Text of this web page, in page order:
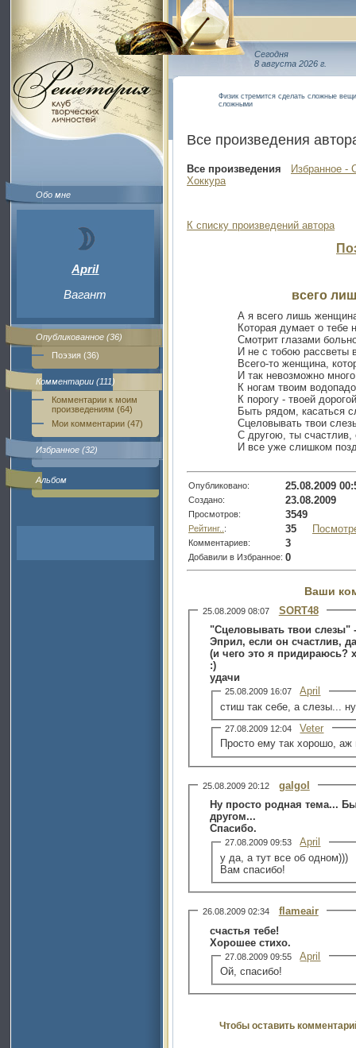
Обо мне
April
Вагант
Опубликованное (36)
Поэзия (36)
Комментарии (111)
Комментарии к моим
произведениям (64)
Мои комментарии (47)
Избранное (32)
Альбом
Сегодня
8 августа 2026 г.
Физик стремится сделать сложные
сложными
Все произведения
Все произведения
Избранное -
Хоккура
К списку произведений автора
всего
А я всего лишь
Которая думает о тебе
Смотрит глазами
И не с тобою рассветы
Всего-то женщина,
И так невозможно
К ногам твоим
К порогу - твоей
Быть рядом, касаться
Сцеловывать твои
С другою, ты счастлив,
И все уже слишком
Опубликовано: 25.08.2009
Создано: 23.08.2009
Просмотров: 3549
Рейтинг.. : 35
Комментариев: 3
Добавили в Избранное: 0
Ваши
25.08.2009 08:07
SORT48
"Сцеловывать твои слезы"
Эприл, если он счастлив,
(и чего это я
:)
удачи
25.08.2009 16:07
April
стиш так себе, а слезы...
27.08.2009 12:04
Veter
Просто ему так хорошо, аж
25.08.2009 20:12
galgol
Ну просто родная тема...
другом...
Спасибо.
27.08.2009 09:53
April
у да, а тут все об одном)))
Вам спасибо!
26.08.2009 02:34
flameair
счастья тебе!
Хорошее стихо.
27.08.2009 09:55
April
Ой, спасибо!
Чтобы оставить